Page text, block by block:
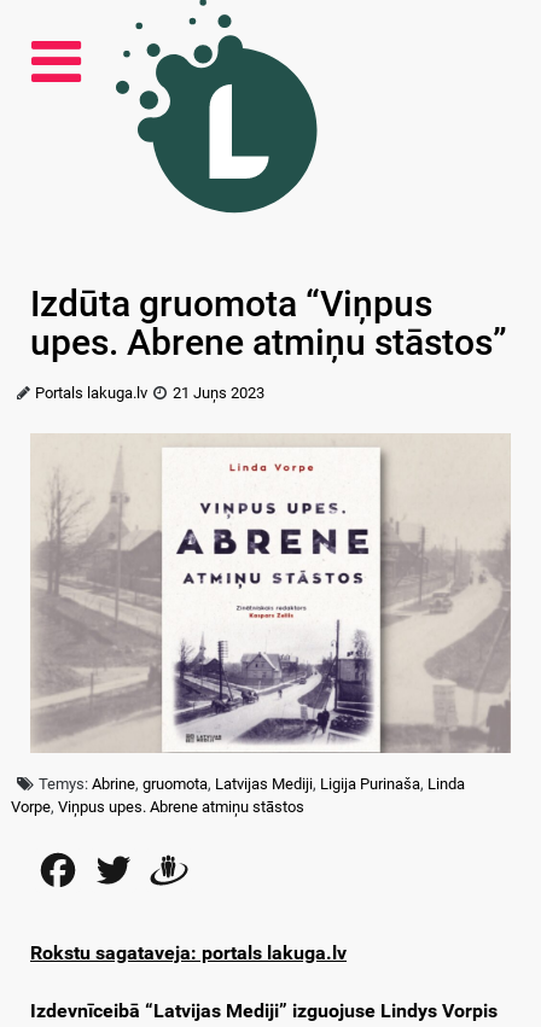
Izdūta gruomota “Viņpus
upes. Abrene atmiņu stāstos”
Portals lakuga.lv 21 Juņs 2023
Temys:Abrine,gruomota, Latvijas Mediji, Ligija Purinaša, Linda
Vorpe, Viņpus upes. Abrene atmiņu stāstos
FacebookTwitter
Rokstu sagataveja: portals lakuga.lv
Izdevnīceibā “Latvijas Mediji” izguojuse Lindys Vorpis